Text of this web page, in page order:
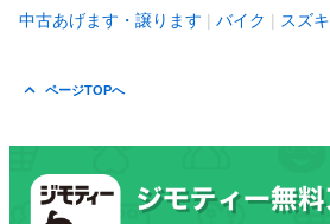
中古あげます・譲ります バイク スズキ
ページTOPへ